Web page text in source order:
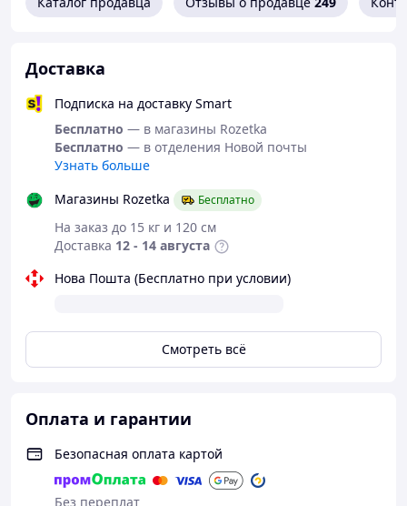
Доставка
Подписка на доставку Smart
Бесплатно — в магазины Rozetka
Бесплатно — в отделения Новой почты
Узнать больше
Магазины Rozetka
Бесплатно
На заказ до 15 кг и 120 см
Доставка 12 - 14 августа
Нова Пошта (Бесплатно при условии)
Смотреть всё
Оплата и гарантии
Безопасная оплата картой
Без переплат